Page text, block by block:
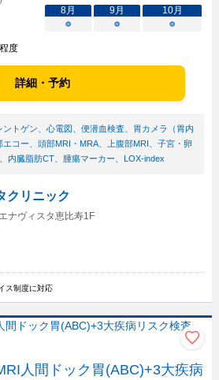
8月 9月 10月
○
○ ○
度
詳細・予約
ントゲン、 心電図 、 便潜血検査、 胃カメラ（胃内
エコー、 頭部MRI・MRA、 上腹部MRI 、 子宮・卵
内臓脂肪CT、 腫瘍マーカー、 LOX-index
クリニック
ナヴィスタ恵比寿1F
ス制度に対応
人間ドック胃(ABC)+3大疾病